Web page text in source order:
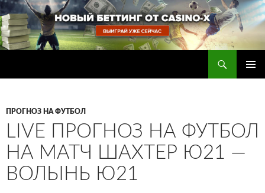
Перейти
к
содержимому
ПРОГНОЗ НА ФУТБОЛ
LIVE ПРОГНОЗ НА ФУТБОЛ
НА МАТЧ ШАХТЕР Ю21 —
ВОЛЫНЬ Ю21